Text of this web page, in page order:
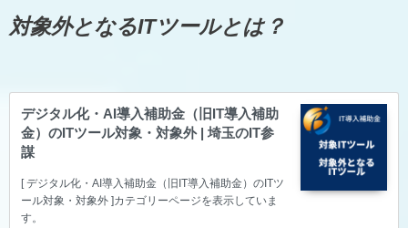
的にZoom等のWeb会議でお話を聞きながらご提案い
対象外となるITツールとは？
デジタル化・AI導入補助金（旧IT導入補助
金）のITツール対象・対象外 | 埼玉のIT参
謀
[ デジタル化・AI導入補助金（旧IT導入補助金）のITツ
ール対象・対象外 ]カテゴリーページを表示していま
す。